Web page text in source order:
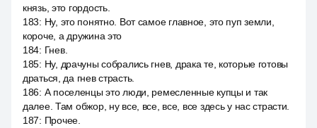
князь, это гордость.
183: Ну, это понятно. Вот самое главное, это пуп земли,
короче, а дружина это
184: Гнев.
185: Ну, драчуны собрались гнев, драка те, которые готовы
драться, да гнев страсть.
186: А поселенцы это люди, ремесленные купцы и так
далее. Там обжор, ну все, все, все, все здесь у нас страсти.
187: Прочее.